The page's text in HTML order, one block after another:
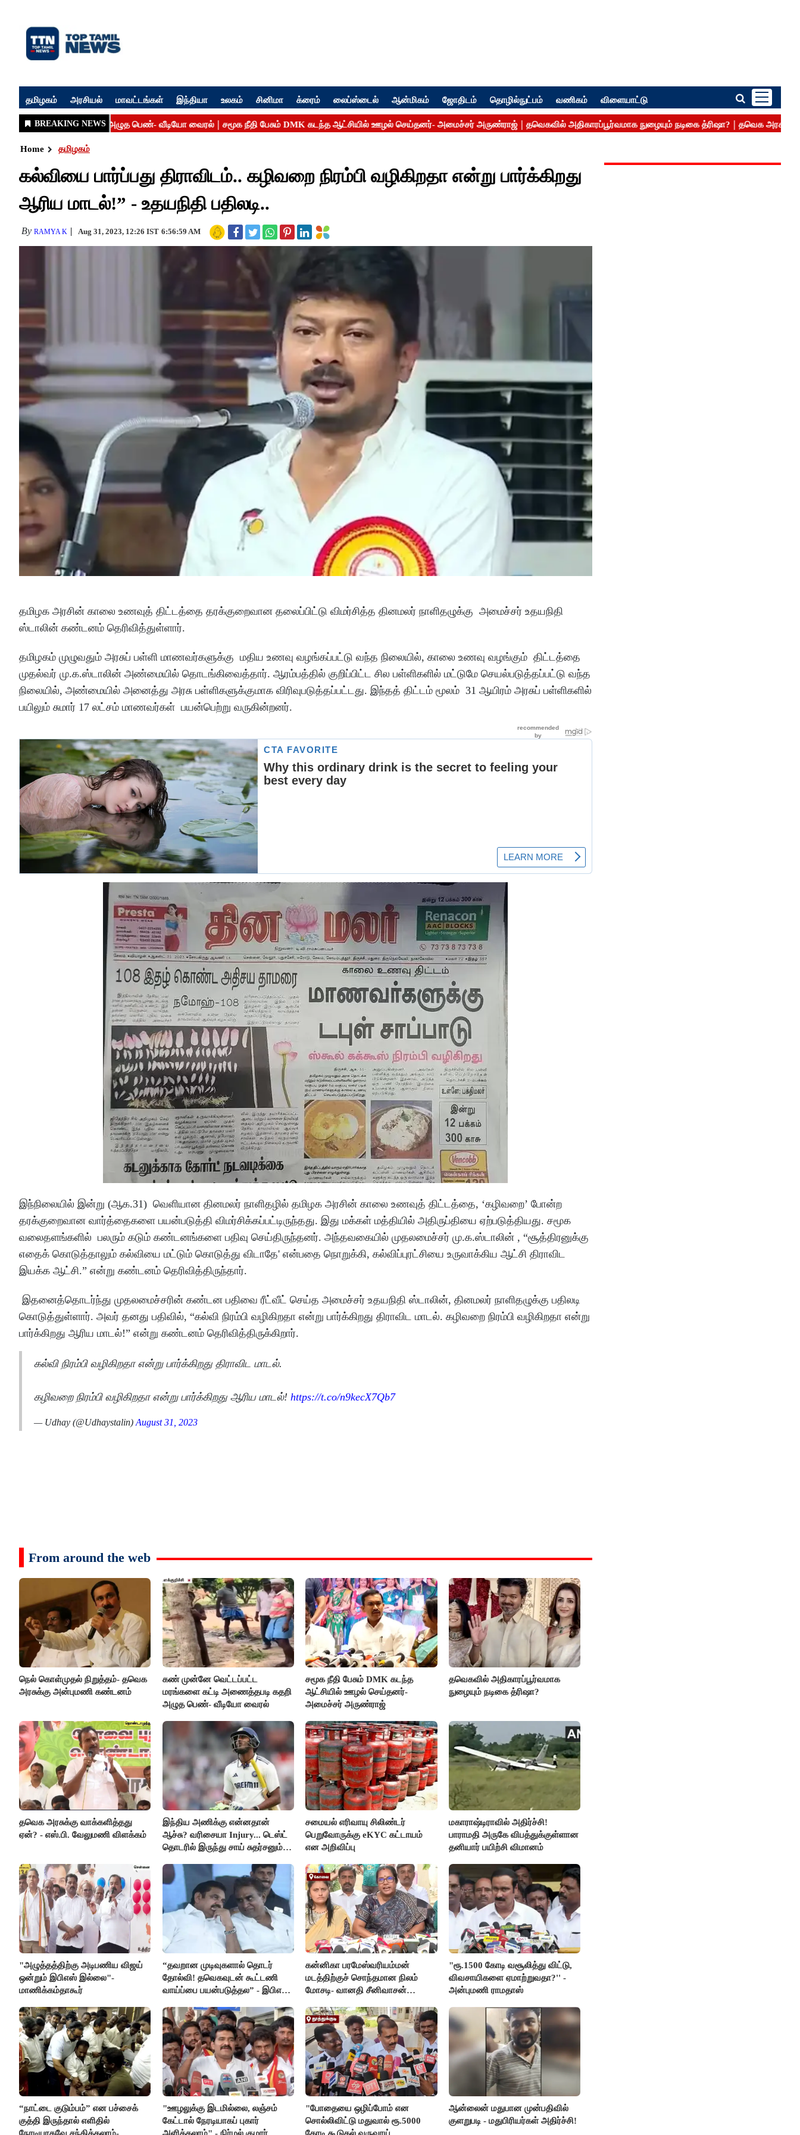
தமிழகம் அரசியல் மாவட்டங்கள் இந்தியா உலகம் சினிமா க்ரைம் லைப்ஸ்டைல் ஆன்மிகம் ஜோதிடம் தொழில்நுட்பம் வணிகம் விளையாட்டு
Home தமிழகம்
கல்வியை பார்ப்பது திராவிடம்.. கழிவறை நிரம்பி வழிகிறதா என்று பார்க்கிறது
ஆரிய மாடல்!” - உதயநிதி பதிலடி..
By RAMYA K Aug 31, 2023, 12:26 IST 6:56:59 AM
தமிழக அரசின் காலை உணவுத் திட்டத்தை தரக்குறைவான தலைப்பிட்டு விமர்சித்த தினமலர் நாளிதழுக்கு அமைச்சர் உதயநிதி
ஸ்டாலின் கண்டனம் தெரிவித்துள்ளார்.
தமிழகம் முழுவதும் அரசுப் பள்ளி மாணவர்களுக்கு மதிய உணவு வழங்கப்பட்டு வந்த நிலையில், காலை உணவு வழங்கும் திட்டத்தை
முதல்வர் மு.க.ஸ்டாலின் அண்மையில் தொடங்கிவைத்தார். ஆரம்பத்தில் குறிப்பிட்ட சில பள்ளிகளில் மட்டுமே செயல்படுத்தப்பட்டு வந்த
நிலையில், அண்மையில் அனைத்து அரசு பள்ளிகளுக்குமாக விரிவுபடுத்தப்பட்டது. இந்தத் திட்டம் மூலம் 31 ஆயிரம் அரசுப் பள்ளிகளில்
பயிலும் சுமார் 17 லட்சம் மாணவர்கள் பயன்பெற்று வருகின்றனர்.
இந்நிலையில் இன்று (ஆக.31) வெளியான தினமலர் நாளிதழில் தமிழக அரசின் காலை உணவுத் திட்டத்தை, ‘கழிவறை’ போன்ற
தரக்குறைவான வார்த்தைகளை பயன்படுத்தி விமர்சிக்கப்பட்டிருந்தது. இது மக்கள் மத்தியில் அதிருப்தியை ஏற்படுத்தியது. சமூக
வலைதளங்களில் பலரும் கடும் கண்டனங்களை பதிவு செய்திருந்தனர். அந்தவகையில் முதலமைச்சர் மு.க.ஸ்டாலின் , “சூத்திரனுக்கு
எதைக் கொடுத்தாலும் கல்வியை மட்டும் கொடுத்து விடாதே' என்பதை நொறுக்கி, கல்விப்புரட்சியை உருவாக்கிய ஆட்சி திராவிட
இயக்க ஆட்சி.” என்று கண்டனம் தெரிவித்திருந்தார்.
இதனைத்தொடர்ந்து முதலமைச்சரின் கண்டன பதிவை ரீட்வீட் செய்த அமைச்சர் உதயநிதி ஸ்டாலின், தினமலர் நாளிதழுக்கு பதிலடி
கொடுத்துள்ளார். அவர் தனது பதிவில், “கல்வி நிரம்பி வழிகிறதா என்று பார்க்கிறது திராவிட மாடல். கழிவறை நிரம்பி வழிகிறதா என்று
பார்க்கிறது ஆரிய மாடல்!” என்று கண்டனம் தெரிவித்திருக்கிறார்.
கல்வி நிரம்பி வழிகிறதா என்று பார்க்கிறது திராவிட மாடல்.
கழிவறை நிரம்பி வழிகிறதா என்று பார்க்கிறது ஆரிய மாடல்! https://t.co/n9kecX7Qb7
— Udhay (@Udhaystalin) August 31, 2023
From around the web
நெல் கொள்முதல் நிறுத்தம்- தவெக
அரசுக்கு அன்புமணி கண்டனம்
கண் முன்னே வெட்டப்பட்ட
மரங்களை கட்டி அணைத்தபடி கதறி
அழுத பெண்- வீடியோ வைரல்
சமூக நீதி பேசும் DMK கடந்த
ஆட்சியில் ஊழல் செய்தனர்-
அமைச்சர் அருண்ராஜ்
தவெகவில் அதிகாரப்பூர்வமாக
நுழையும் நடிகை த்ரிஷா?
தவெக அரசுக்கு வாக்களித்தது
ஏன்? - எஸ்.பி. வேலுமணி விளக்கம்
இந்திய அணிக்கு என்னதான்
ஆச்சு? வரிசையா Injury... டெஸ்ட்
தொடரில் இருந்து சாய் சுதர்சனும்
சமையல் எரிவாயு சிலிண்டர்
பெறுவோருக்கு eKYC கட்டாயம்
என அறிவிப்பு
மகாராஷ்டிராவில் அதிர்ச்சி!
பாராமதி அருகே விபத்துக்குள்ளான
தனியார் பயிற்சி விமானம்
"அழுத்தத்திற்கு அடிபணிய விஜய்
ஒன்றும் இபிஎஸ் இல்லை"-
மாணிக்கம்தாகூர்
“தவறான முடிவுகளால் தொடர்
தோல்வி! தவெகவுடன் கூட்டணி
வாய்ப்பை பயன்படுத்தல” - இபிஎஸ்
கன்னிகா பரமேஸ்வரியம்மன்
மடத்திற்குச் சொந்தமான நிலம்
மோசடி- வானதி சீனிவாசன்
"ரூ.1500 கோடி வசூலித்து விட்டு,
விவசாயிகளை ஏமாற்றுவதா?'' -
அன்புமணி ராமதாஸ்
“நாட்டை குடும்பம்” என பச்சைக்
குத்தி இருந்தால் எளிதில்
நேரடியாகவே சந்திக்கலாம்-
"ஊழலுக்கு இடமில்லை, லஞ்சம்
கேட்டால் நேரடியாகப் புகார்
அளிக்கலாம்" - நிர்மல் குமார்
"போதையை ஒழிப்போம் என
சொல்லிவிட்டு மதுவால் ரூ.5000
கோடி கூடுதல் வருவாய்
ஆன்லைன் மதுபான முன்பதிவில்
குளறுபடி - மதுபிரியர்கள் அதிர்ச்சி!